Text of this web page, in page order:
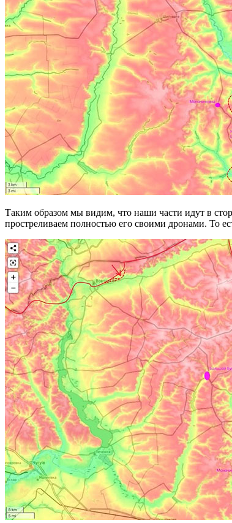
Таким образом мы видим, что наши части идут в
простреливаем полностью его своими дронами. То